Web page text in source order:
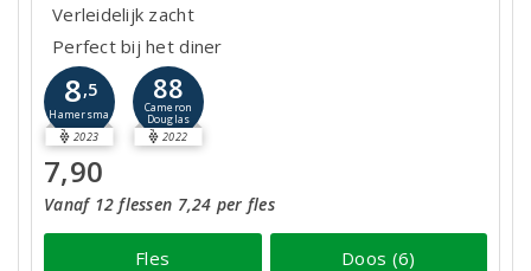
Verleidelijk zacht
Perfect bij het diner
8,5
Hamersma
2023
88
Cameron
Douglas
2022
7,90
Vanaf 12 flessen 7,24 per fles
Fles Doos (6)